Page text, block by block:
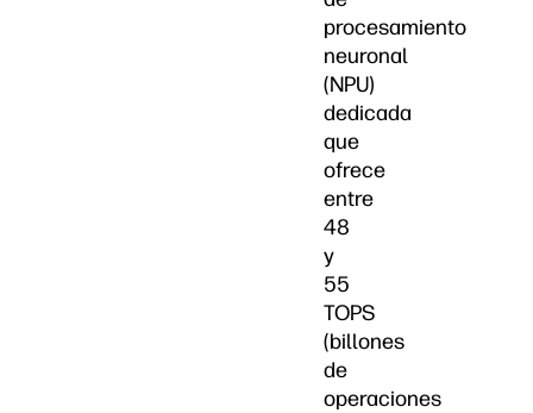
procesamiento
neuronal
(NPU)
dedicada
que
ofrece
entre
48
y
55
TOPS
(billones
de
operaciones